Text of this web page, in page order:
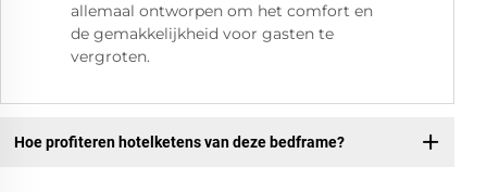
allemaal ontworpen om het comfort en
de gemakkelijkheid voor gasten te
vergroten.
Hoe profiteren hotelketens van deze bedframe?